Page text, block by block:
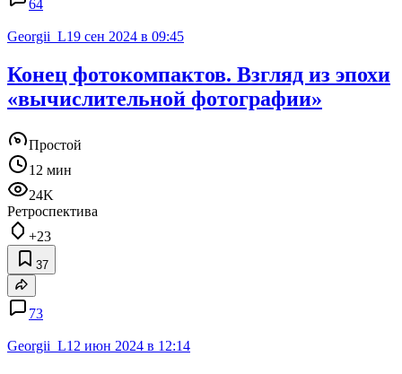
64
Georgii_L19 сен 2024 в 09:45
Конец фотокомпактов. Взгляд из эпохи
«вычислительной фотографии»
Простой
12 мин
24K
Ретроспектива
+23
37
73
Georgii_L12 июн 2024 в 12:14